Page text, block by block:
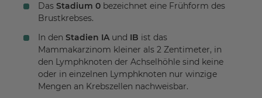
Das Stadium 0 bezeichnet eine Frühform des
Brustkrebses.
In den Stadien IAund IB ist das
Mammakarzinom kleiner als 2 Zentimeter, in
den Lymphknoten der Achselhöhle sind keine
oder in einzelnen Lymphknoten nur winzige
Mengen an Krebszellen nachweisbar.